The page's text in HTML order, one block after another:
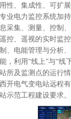
用性、集成性、可扩
专业电力监控系统加
息采集、测量、控制
遥控、遥视的实时监
制、电能管理与分析
能，利用“线上”与“线
站所及监测点的运行
西开电气变电站远程
站示范工程建设要求。